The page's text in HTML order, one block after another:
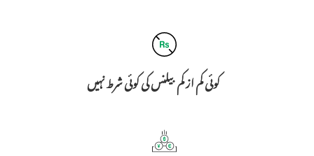
کوئی کم از کم بیلنس کی کوئی شرط نہیں